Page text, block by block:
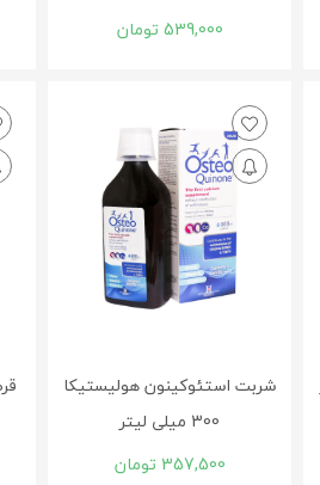
539,000 تومان
شربت استئوکینون هولیستیکا
300 میلی لیتر
357,500 تومان